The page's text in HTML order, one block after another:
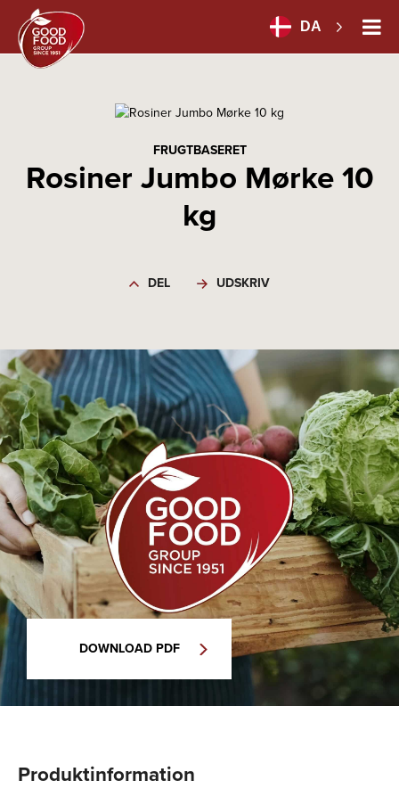
DA
FRUGTBASERET
Rosiner Jumbo Mørke 10
kg
DEL UDSKRIV
DOWNLOAD PDF
Produktinformation